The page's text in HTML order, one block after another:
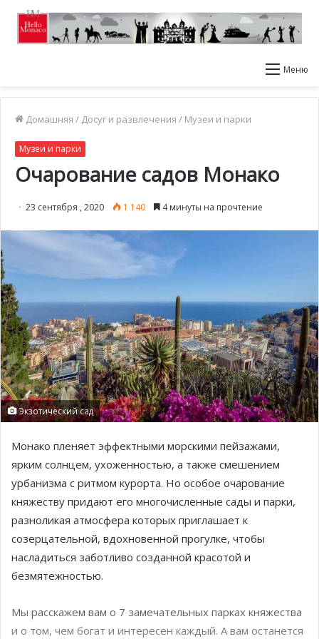
Меню
Домашняя / Досуг и развлечения / Музеи и парки
Музеи и парки
Очарование садов Монако
23 сентября , 2020 1 140 4 минуты на прочтение
Экзотический сад
Монако пленяет эффектными морскими пейзажами,
ярким солнцем, ухоженностью, а также смешением
урбанизма с ритмом курорта. Но особое очарование
княжеству придают его многочисленные сады и парки,
разноликая атмосфера которых приглашает к
созерцательной, вдохновенной прогулке, чтобы
насладиться заботливо созданной красотой и
безмятежностью.
Мы расскажем вам о 7 замечательных парках княжества
и о том, чем богат и интересен каждый. А вам останется